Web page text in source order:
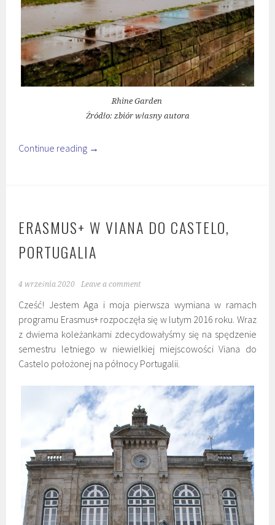
Rhine Garden
Źródło: zbiór własny autora
Continue reading →
ERASMUS+ W VIANA DO CASTELO,
PORTUGALIA
4 września 2020 Leave a comment
Cześć! Jestem Aga i moja pierwsza wymiana w ramach
programu Erasmus+ rozpoczęła się w lutym 2016 roku. Wraz
z dwiema koleżankami zdecydowałyśmy się na spędzenie
semestru letniego w niewielkiej miejscowości Viana do
Castelo położonej na północy Portugalii.